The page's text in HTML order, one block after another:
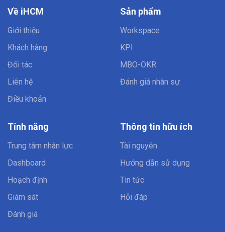
Về iHCM
Giới thiệu
Khách hàng
Đối tác
Liên hệ
Điều khoản
Sản phẩm
Workspace
KPI
MBO-OKR
Đánh giá nhân sự
Tính năng
Trung tâm nhân lực
Dashboard
Hoạch định
Giám sát
Đánh giá
Thông tin hữu ích
Tài nguyên
Hướng dẫn sử dụng
Tin tức
Hỏi đáp